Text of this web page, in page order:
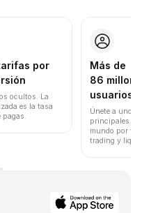
por
ocultos. La
es la tasa
pagas.
Más de
86
usuarios
Únete a uno
principales
mundo por
trading y